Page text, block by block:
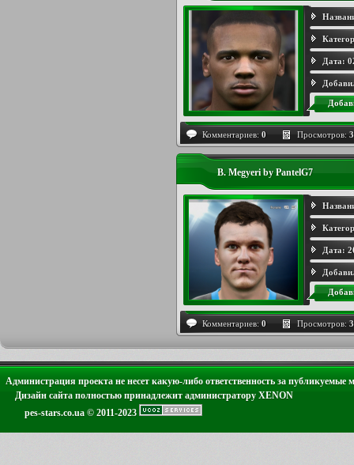
Дата:
Комментариев: 0 Просмотров:
B. Megyeri by PantelG7
Дата:
Комментариев: 0 Просмотров:
Администрация проекта не несет какую-либо ответственность за публикуемые
Дизайн сайта полностью принадлежит администратору XENON
pes-stars.co.ua © 2011-2023